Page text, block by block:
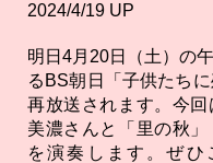
2024/4/19 UP
明日4月20日（土）の
るBS朝日「子供たち
再放送されます。今
美濃さんと「里の秋
を演奏します。ぜひ